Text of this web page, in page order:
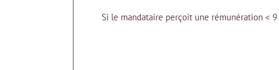
Si le mandataire perçoit une rémunération <